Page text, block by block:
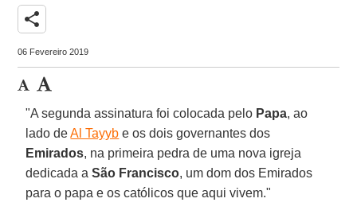
share
06 Fevereiro 2019
"A segunda assinatura foi colocada pelo Papa, ao
lado deAl Tayyb e os dois governantes dos
Emirados, na primeira pedra de uma nova igreja
dedicada aSão Francisco, um dom dos Emirados
para o papa e os católicos que aqui vivem."